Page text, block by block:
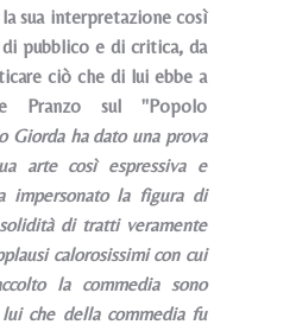
sua interpretazione così
di pubblico e di critica, da
ciò che di lui ebbe a
Pranzo sul "Popolo
Giorda ha dato una prova
arte così espressiva e
impersonato la figura di
di tratti veramente
calorosissimi con cui
la commedia sono
che della commedia fu